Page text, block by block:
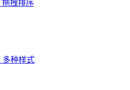
拖拽排序
多种样式